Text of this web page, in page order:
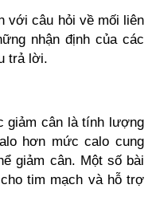
với câu hỏi về mối liên
nhận định của các
trả lời.
giảm cân là tính lượng
hơn mức calo cung
giảm cân. Một số bài
tim mạch và hỗ trợ